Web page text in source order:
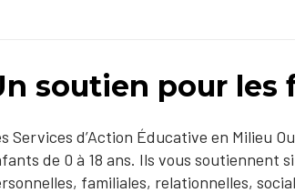
soutien pour les
Services d’Action Éducative en Milieu
de 0 à 18 ans. Ils vous soutiennent
familiales, relationnelles,